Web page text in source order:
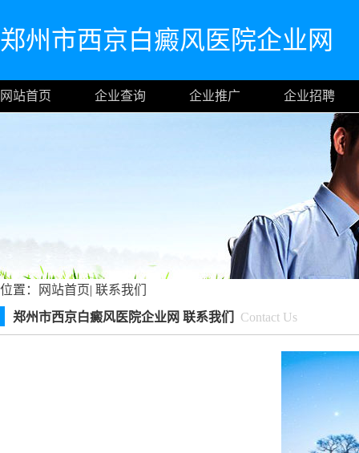
郑州市西京白癜风医院企业网
网站首页 企业查询 企业推广 企业招聘
位置： 网站首页| 联系我们
郑州市西京白癜风医院企业网 联系我们
Contact Us